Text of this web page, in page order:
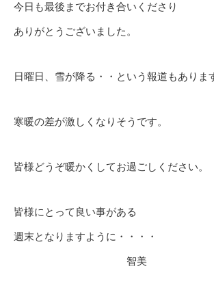
今日も最後までお付き合いくださり
ありがとうございました。
日曜日、雪が降る・・という報道もありま
寒暖の差が激しくなりそうです。
皆様どうぞ暖かくしてお過ごしください。
皆様にとって良い事がある
週末となりますように・・・・
智美